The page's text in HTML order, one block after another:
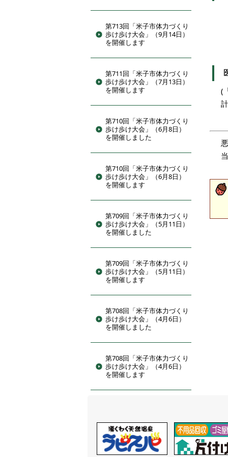
第713回「米子市体力づくり
歩け歩け大会」（9月14日）
を開催します
第711回「米子市体力づくり
歩け歩け大会」（7月13日）
を開催します
第710回「米子市体力づくり
歩け歩け大会」（6月8日）
を開催しました
第710回「米子市体力づくり
歩け歩け大会」（6月8日）
を開催します
第709回「米子市体力づくり
歩け歩け大会」（5月11日）
を開催しました
第709回「米子市体力づくり
歩け歩け大会」（5月11日）
を開催します
第708回「米子市体力づくり
歩け歩け大会」（4月6日）
を開催しました
第708回「米子市体力づくり
歩け歩け大会」（4月6日）
を開催します
(